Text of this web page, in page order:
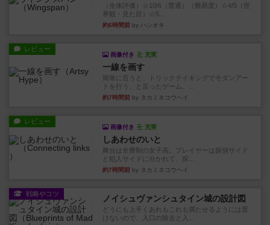
（全体評価）☆10/6（普通）（難易度）☆4/5（世
界観・見た目）☆5...
約6時間前 by ハシオキ
レビュー
画像付き 充実
一線を画す
簡単に言うと、トリックテイキングでモダンアー
トを行う、と言ったゲーム。...
約7時間前 by タカミネコウヘイ
レビュー
画像付き 充実
しあわせのいと
舞台は全寮制の女子高。プレイヤーは探偵サイド
と犯人サイドに分かれて、探...
約7時間前 by タカミネコウヘイ
戦略やコツ ノイシュヴァンシュタイン城の設計図
どうにも上手くあれもこれも満たせるようには置
けないので、入口の除去と入...